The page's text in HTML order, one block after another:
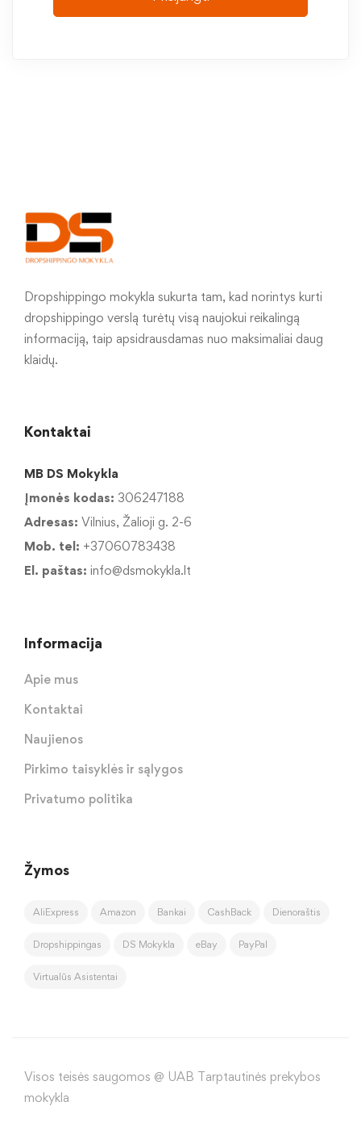
Dropshippingo mokykla sukurta tam, kad norintys kurti
dropshippingo verslą turėtų visą naujokui reikalingą
informaciją, taip apsidrausdamas nuo maksimaliai daug
klaidų.
Kontaktai
MB DS Mokykla
Įmonės kodas: 306247188
Adresas: Vilnius, Žalioji g. 2-6
Mob. tel: +37060783438
El. paštas: info@dsmokykla.lt
Informacija
Apie mus
Kontaktai
Naujienos
Pirkimo taisyklės ir sąlygos
Privatumo politika
Žymos
AliExpress Amazon Bankai CashBack Dienoraštis
Dropshippingas DS Mokykla eBay PayPal
Virtualūs Asistentai
Visos teisės saugomos @ UAB Tarptautinės prekybos
mokykla